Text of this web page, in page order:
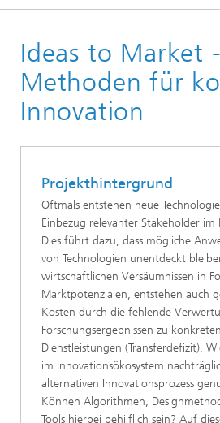
Projekte
Ideas to Market
Methoden für
Innovation
Projekthintergrund
Oftmals entstehen neue
Einbezug relevanter Stakeholder im
Dies führt dazu, dass mögliche
von Technologien unentdeckt
wirtschaftlichen Versäumnissen in
Marktpotenzialen, entstehen auch
Kosten durch die fehlende
Forschungsergebnissen zu
Dienstleistungen (Transferdefizit).
im Innovationsökosystem
alternativen Innovationsprozess
Können Algorithmen,
Tools hierbei behilflich sein? Auf